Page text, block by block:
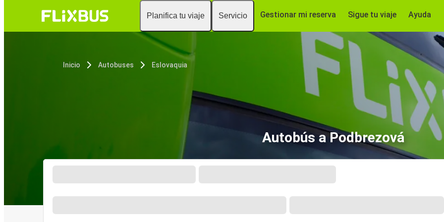
Planifica tu viaje Servicio Gestionar mi reserva Sigue tu viaje Ayuda
Inicio Autobuses Eslovaquia
Autobús a Podbrezová